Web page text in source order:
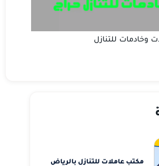
وخادمات للتنازل
مكتب عاملات للتنازل بالرياض